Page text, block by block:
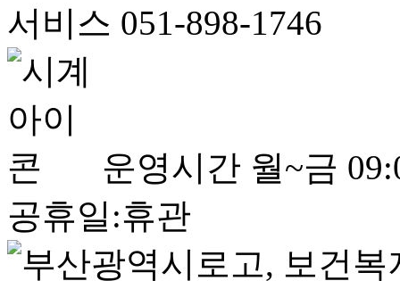
서비스 051-898-1746
운영시간 월~금
공휴일:휴관